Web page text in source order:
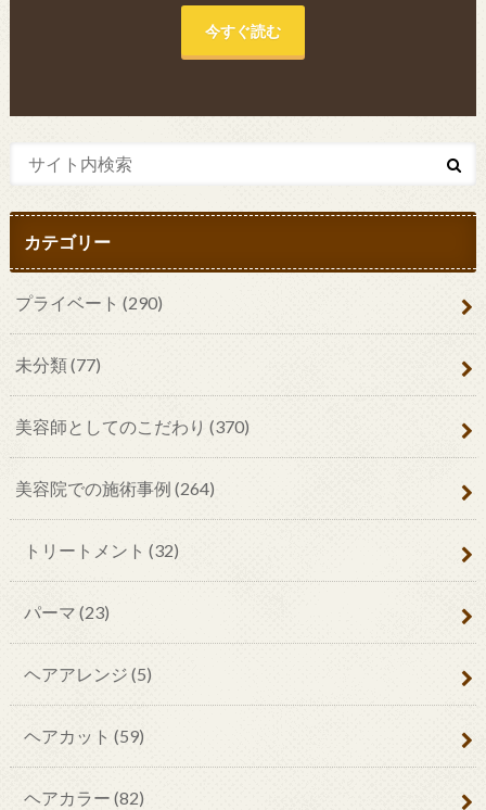
今すぐ読む
カテゴリー
プライベート (290)
未分類(77)
美容師としてのこだわり (370)
美容院での施術事例 (264)
トリートメント (32)
パーマ (23)
ヘアアレンジ (5)
ヘアカット (59)
ヘアカラー (82)